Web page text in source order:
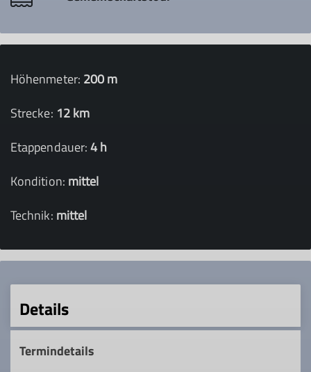
Höhenmeter: 200 m
Strecke: 12 km
Etappendauer:4 h
Kondition: mittel
Technik: mittel
Details
Termindetails